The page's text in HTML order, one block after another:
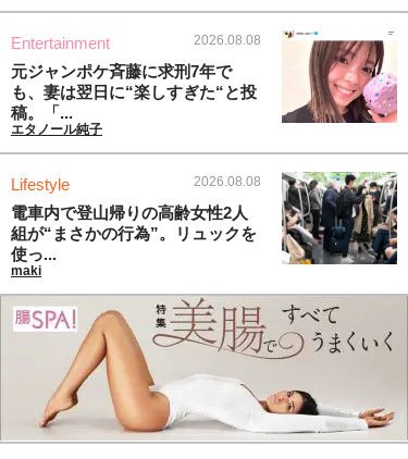
Entertainment 2026.08.08
元ジャンポケ斉藤に求刑7年で
も、妻は翌日に“楽しすぎた“と投
稿。「...
エタノール純子
Lifestyle 2026.08.08
電車内で登山帰りの高齢女性2人
組が“まさかの行為”。リュックを
使っ...
maki